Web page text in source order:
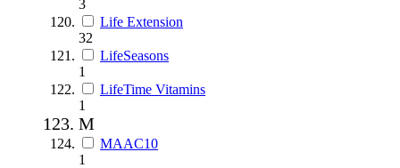
3
Life Extension
32
LifeSeasons
1
LifeTime Vitamins
1
M
MAAC10
1